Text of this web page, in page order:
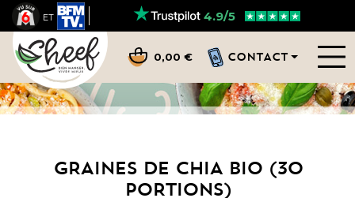
ET 4.9/5
0,00 € CONTACT
GRAINES DE CHIA BIO (30
PORTIONS)